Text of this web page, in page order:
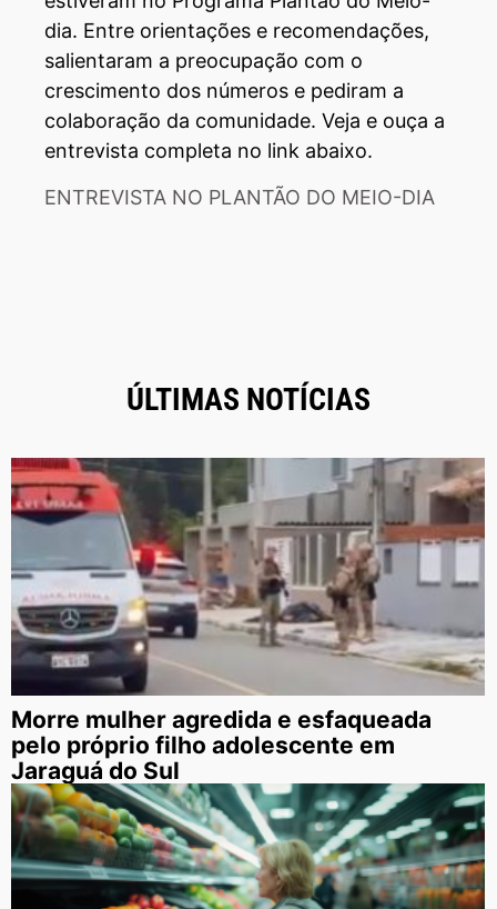
dia. Entre orientações e recomendações,
salientaram a preocupação com o
crescimento dos números e pediram a
colaboração da comunidade. Veja e ouça a
entrevista completa no link abaixo.
ENTREVISTA NO PLANTÃO DO MEIO-DIA
ÚLTIMAS NOTÍCIAS
Morre mulher agredida e esfaqueada
pelo próprio filho adolescente em
Jaraguá do Sul